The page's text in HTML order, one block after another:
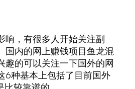
响，有很多人开始关注副
国内的网上赚钱项目鱼龙混
趣的可以关注一下国外的网
6种基本上包括了目前国外